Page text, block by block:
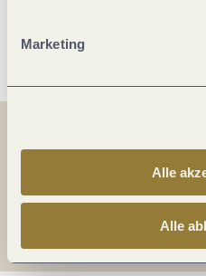
Marketing
Alle
Alle
Teilen